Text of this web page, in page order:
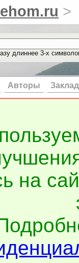
>
длиннее 3-х
Авторы
на